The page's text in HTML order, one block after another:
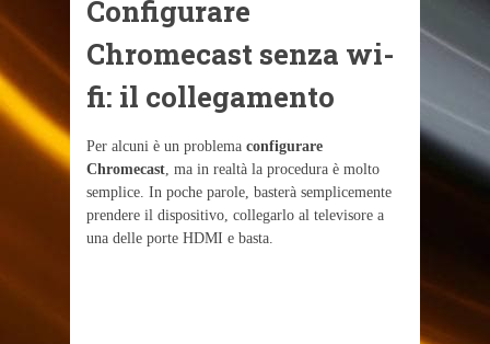
Configurare
Chromecast senza wi-
fi: il collegamento
Per alcuni è un problema configurare
Chromecast , ma in realtà la procedura è molto
semplice. In poche parole, basterà semplicemente
prendere il dispositivo, collegarlo al televisore a
una delle porte HDMI e basta.